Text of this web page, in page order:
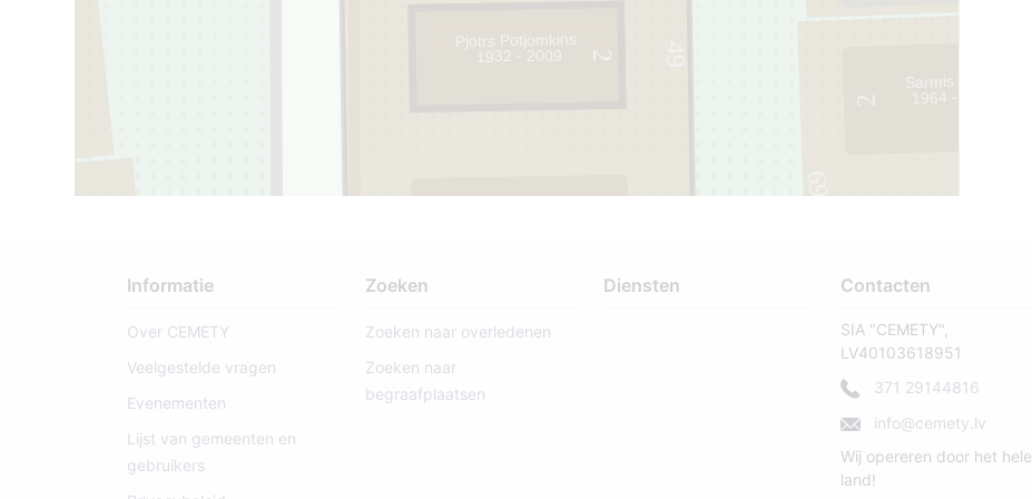
49
69
2
2
Pjotrs Potjomkins
1932 - 2009
Sarmis Bīriņš
1964 - 2019
Informatie
Over CEMETY
Veelgestelde vragen
Evenementen
Lijst van gemeenten en
gebruikers
Zoeken
Zoeken naar overledenen
Zoeken naar
begraafplaatsen
Diensten Contacten
SIA "CEMETY",
LV40103618951
371 29144816
info@cemety.lv
Wij opereren door het hele
land!